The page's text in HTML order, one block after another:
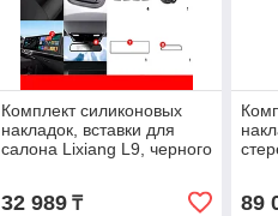
Комплект силиконовых
накладок, вставки для
салона Lixiang L9, черного
32 989₸ 89